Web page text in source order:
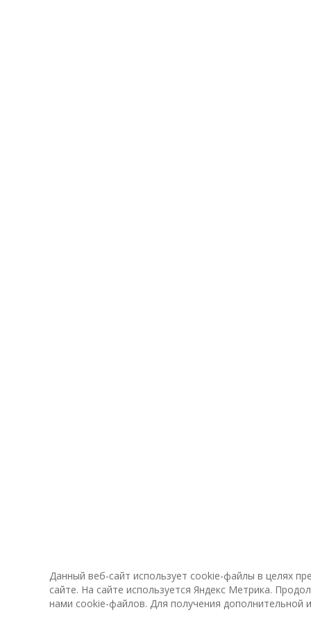
Данный веб-сайт использует cookie-файлы в целях
сайте. На сайте используется Яндекс Метрика.
нами cookie-файлов. Для получения дополнительной